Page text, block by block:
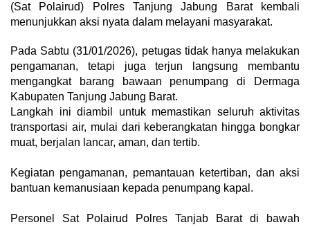
(Sat Polairud) Polres Tanjung Jabung Barat kembali
menunjukkan aksi nyata dalam melayani masyarakat.
Pada Sabtu (31/01/2026), petugas tidak hanya melakukan
pengamanan, tetapi juga terjun langsung membantu
mengangkat barang bawaan penumpang di Dermaga
Kabupaten Tanjung Jabung Barat.
​Langkah ini diambil untuk memastikan seluruh aktivitas
transportasi air, mulai dari keberangkatan hingga bongkar
muat, berjalan lancar, aman, dan tertib.
Kegiatan pengamanan, pemantauan ketertiban, dan aksi
bantuan kemanusiaan kepada penumpang kapal.
Personel Sat Polairud Polres Tanjab Barat di bawah